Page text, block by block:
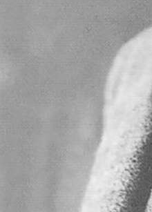
kadar anlatamadığı –en azından
Fethi Naci’nin bu sözleri cinselliğin
kitaplarını okumadığını